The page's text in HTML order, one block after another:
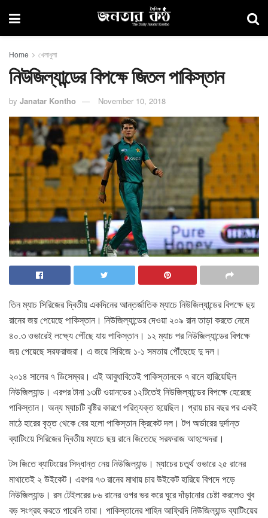
Home খেলাধুলা
নিউজিল্যান্ডের বিপক্ষে জিতল পাকিস্তান
by Janatar Kontho November 10, 2018
তিন ম্যাচ সিরিজের দ্বিতীয় একদিনের আন্তর্জাতিক ম্যাচে নিউজিল্যান্ডের বিপক্ষে ছয়
রানের জয় পেয়েছে পাকিস্তান। নিউজিল্যান্ডের দেওয়া ২০৯ রান তাড়া করতে নেমে
৪০.৩ ওভারেই লক্ষ্যে পৌঁছে যায় পাকিস্তান। ১২ ম্যাচ পর নিউজিল্যান্ডের বিপক্ষে
জয় পেয়েছে সরফরাজরা। এ জয়ে সিরিজে ১-১ সমতায় পৌঁছেছে দু দল।
২০১৪ সালের ৭ ডিসেম্বর। এই আবুধাবিতেই পাকিস্তানকে ৭ রানে হারিয়েছিল
নিউজিল্যান্ড। এরপর টানা ১৩টি ওয়ানডের ১২টিতেই নিউজিল্যান্ডের বিপক্ষে হেরেছে
পাকিস্তান। অন্য ম্যাচটি বৃষ্টির কারণে পরিত্যক্ত হয়েছিল। প্রায় চার বছর পর একই
মাঠে হারের বৃত্ত থেকে বের হলো পাকিস্তান ক্রিকেট দল। টপ অর্ডারের দুর্দান্ত
ব্যাটিংয়ে সিরিজের দ্বিতীয় ম্যাচে ছয় রানে জিতেছে সরফরাজ আহম্মেদরা।
টস জিতে ব্যাটিংয়ের সিদ্ধান্ত নেয় নিউজিল্যান্ড। ম্যাচের চতুর্থ ওভারে ২৫ রানের
মাথাতেই ২ উইকেট। এরপর ৭৩ রানের মাথায় চার উইকেট হারিয়ে বিপদে পড়ে
নিউজিল্যান্ড। রস টেইলরের ৮৬ রানের ওপর ভর করে ঘুরে দাঁড়ানোর চেষ্টা করলেও খুব
বড় সংগ্রহ করতে পারেনি তারা। পাকিস্তানের শাহিন আফ্রিদি নিউজিল্যান্ড ব্যাটিংয়ের